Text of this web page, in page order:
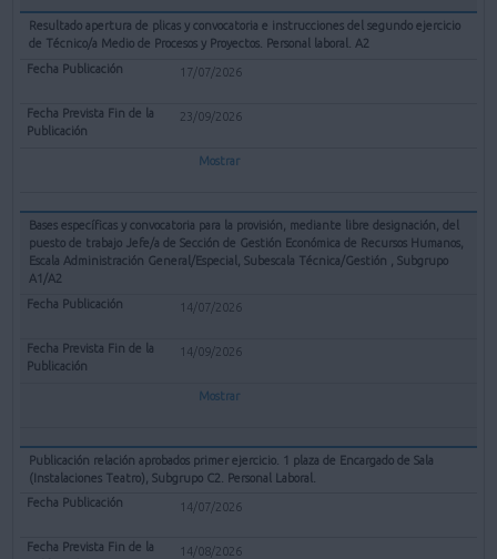
Resultado apertura de plicas y convocatoria e instrucciones del segundo ejercicio
de Técnico/a Medio de Procesos y Proyectos. Personal laboral. A2
17/07/2026
23/09/2026
Mostrar
Bases específicas y convocatoria para la provisión, mediante libre designación, del
puesto de trabajo Jefe/a de Sección de Gestión Económica de Recursos Humanos,
Escala Administración General/Especial, Subescala Técnica/Gestión , Subgrupo
A1/A2
14/07/2026
14/09/2026
Mostrar
Publicación relación aprobados primer ejercicio. 1 plaza de Encargado de Sala
(Instalaciones Teatro), Subgrupo C2. Personal Laboral.
14/07/2026
14/08/2026